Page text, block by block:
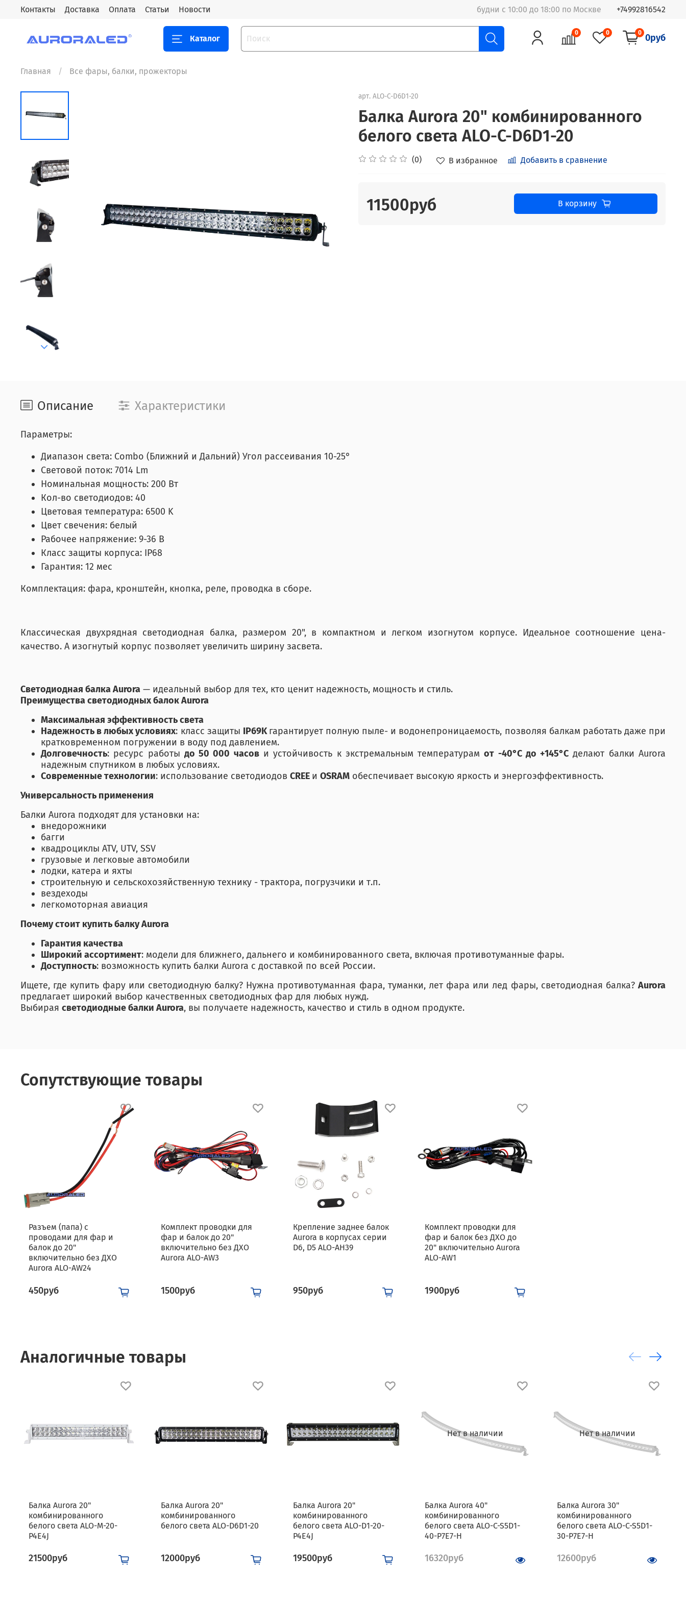
Контакты Доставка Оплата Статьи Новости будни с 10:00 до 18:00 по Москве +74992816542
Каталог
0 0 0 0руб
Главная Все фары, балки, прожекторы
арт. ALO-C-D6D1-20
Балка Aurora 20" комбинированного
белого света ALO-C-D6D1-20
(0) В избранное Добавить в сравнение
11500руб В корзину
Описание Характеристики
Параметры:
Диапазон света: Combo (Ближний и Дальний) Угол рассеивания 10-25°
Световой поток: 7014 Lm
Номинальная мощность: 200 Вт
Кол-во светодиодов: 40
Цветовая температура: 6500 K
Цвет свечения: белый
Рабочее напряжение: 9-36 В
Класс защиты корпуса: IP68
Гарантия: 12 мес
Комплектация: фара, кронштейн, кнопка, реле, проводка в сборе.
Классическая двухрядная светодиодная балка, размером 20", в компактном и легком изогнутом корпусе. Идеальное соотношение цена-
качество. А изогнутый корпус позволяет увеличить ширину засвета.
Светодиодная балка Aurora — идеальный выбор для тех, кто ценит надежность, мощность и стиль.
Преимущества светодиодных балок Aurora
Максимальная эффективность света
Надежность в любых условиях: класс защиты IP69Kгарантирует полную пыле- и водонепроницаемость, позволяя балкам работать даже при
кратковременном погружении в воду под давлением.
Долговечность: ресурс работы до 50 000 часови устойчивость к экстремальным температурамот -40°C до +145°C делают балки Aurora
надежным спутником в любых условиях.
Современные технологии: использование светодиодов CREE и OSRAM обеспечивает высокую яркость и энергоэффективность.
Универсальность применения
Балки Aurora подходят для установки на:
внедорожники
багги
квадроциклы ATV, UTV, SSV
грузовые и легковые автомобили
лодки, катера и яхты
строительную и сельскохозяйственную технику - трактора, погрузчики и т.п.
вездеходы
легкомоторная авиация
Почему стоит купить балку Aurora
Гарантия качества
Широкий ассортимент: модели для ближнего, дальнего и комбинированного света, включая противотуманные фары.
Доступность: возможность купить балки Aurora с доставкой по всей России.
Ищете, где купить фару или светодиодную балку? Нужна противотуманная фара, туманки, лет фара или лед фары, светодиодная балка? Aurora
предлагает широкий выбор качественных светодиодных фар для любых нужд.
Выбирая светодиодные балки Aurora, вы получаете надежность, качество и стиль в одном продукте.
Сопутствующие товары
Разъем (папа) с
проводами для фар и
балок до 20"
включительно без ДХО
Aurora ALO-AW24
450руб
Комплект проводки для
фар и балок до 20"
включительно без ДХО
Aurora ALO-AW3
1500руб
Крепление заднее балок
Aurora в корпусах серии
D6, D5 ALO-AH39
950руб
Комплект проводки для
фар и балок без ДХО до
20" включительно Aurora
ALO-AW1
1900руб
Аналогичные товары
Балка Aurora 20"
комбинированного
белого света ALO-M-20-
P4E4J
21500руб
Балка Aurora 20"
комбинированного
белого света ALO-D6D1-20
12000руб
Балка Aurora 20"
комбинированного
белого света ALO-D1-20-
P4E4J
19500руб
Нет в наличии
Балка Aurora 40"
комбинированного
белого света ALO-C-S5D1-
40-P7E7-H
16320руб
Нет в наличии
Балка Aurora 30"
комбинированного
белого света ALO-C-S5D1-
30-P7E7-H
12600руб